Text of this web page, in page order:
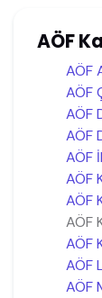
AÖF
AÖF
AÖF
AÖF
AÖF
AÖF
AÖF
AÖF
AÖF
AÖF
AÖF
AÖF